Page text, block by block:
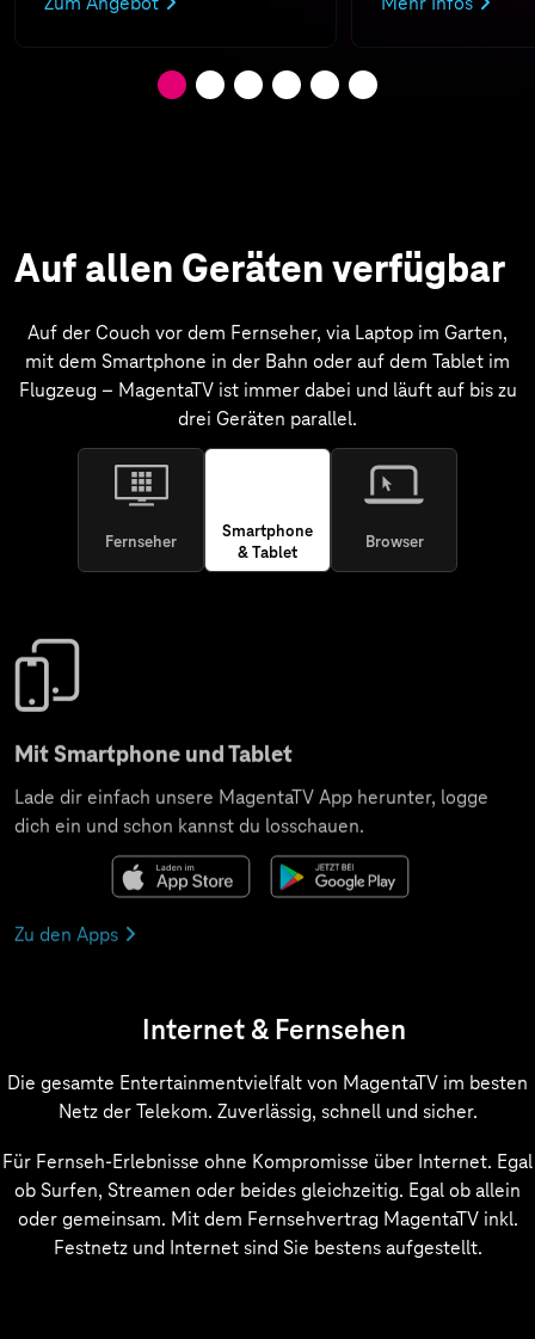
Auf allen Geräten verfügbar
Auf der Couch vor dem Fernseher, via Laptop im Garten,
mit dem Smartphone in der Bahn oder auf dem Tablet im
Flugzeug – MagentaTV ist immer dabei und läuft auf bis zu
drei Geräten parallel.
Fernseher
Smartphone
& Tablet
Browser
Mit Smartphone und Tablet
Lade dir einfach unsere MagentaTV App herunter, logge
dich ein und schon kannst du losschauen.
Zu den Apps
Internet & Fernsehen
Die gesamte Entertainmentvielfalt von MagentaTV im besten
Netz der Telekom. Zuverlässig, schnell und sicher.
Für Fernseh-Erlebnisse ohne Kompromisse über Internet. Egal
ob Surfen, Streamen oder beides gleichzeitig. Egal ob allein
oder gemeinsam. Mit dem Fernsehvertrag MagentaTV inkl.
Festnetz und Internet sind Sie bestens aufgestellt.